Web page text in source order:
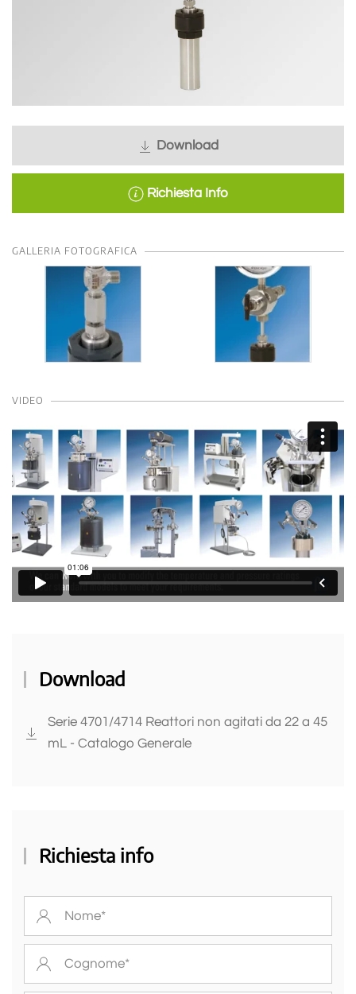
Download
Richiesta Info
GALLERIA FOTOGRAFICA
VIDEO
Download
Serie 4701/4714 Reattori non agitati da 22 a 45
mL - Catalogo Generale
Richiesta info